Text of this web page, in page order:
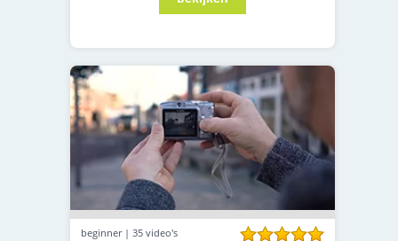
beginner | 35 video's